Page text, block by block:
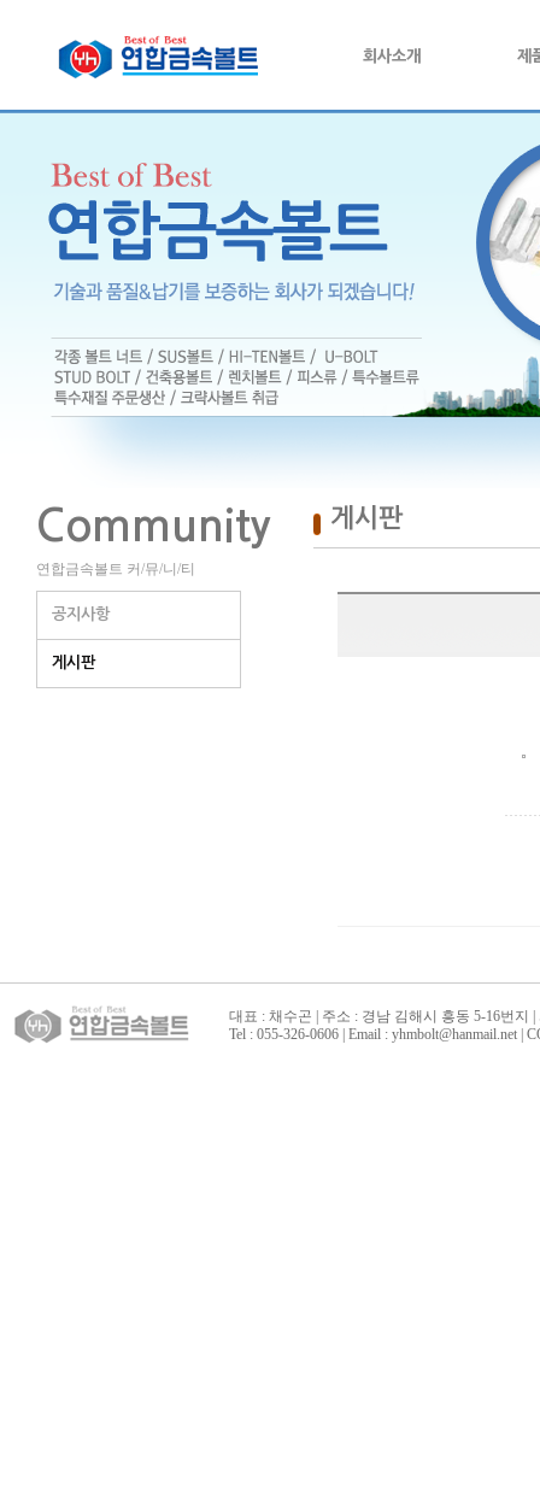
회사소개 제
Community
연합금속볼트 커/뮤/니/티
공지사항
게시판
게시판
대표 : 채수곤 | 주소 : 경남 김해시 흥동 5-16번지 |
Tel : 055-326-0606 | Email : yhmbolt@hanmail.net